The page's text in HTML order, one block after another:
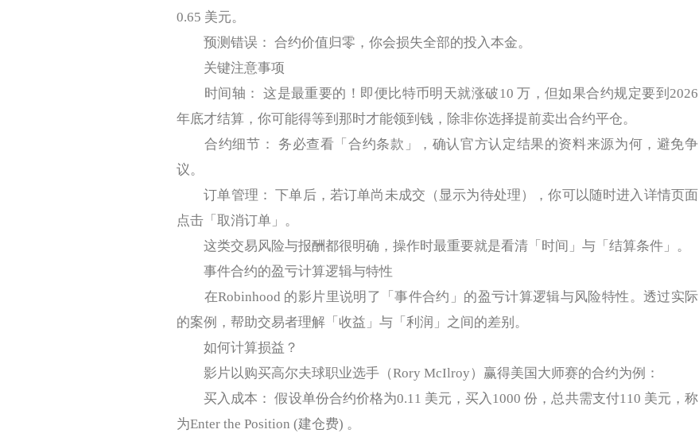
0.65 美元。
预测错误： 合约价值归零，你会损失全部的投入本金。
关键注意事项
时间轴： 这是最重要的！即便比特币明天就涨破10 万，但如果合约规定要到2026
年底才结算，你可能得等到那时才能领到钱，除非你选择提前卖出合约平仓。
合约细节： 务必查看「合约条款」，确认官方认定结果的资料来源为何，避免争
议。
订单管理： 下单后，若订单尚未成交（显示为待处理），你可以随时进入详情页面
点击「取消订单」。
这类交易风险与报酬都很明确，操作时最重要就是看清「时间」与「结算条件」。
事件合约的盈亏计算逻辑与特性
在Robinhood 的影片里说明了「事件合约」的盈亏计算逻辑与风险特性。透过实际
的案例，帮助交易者理解「收益」与「利润」之间的差别。
如何计算损益？
影片以购买高尔夫球职业选手（Rory McIlroy）赢得美国大师赛的合约为例：
买入成本： 假设单份合约价格为0.11 美元，买入1000 份，总共需支付110 美元，称
为Enter the Position (建仓费) 。